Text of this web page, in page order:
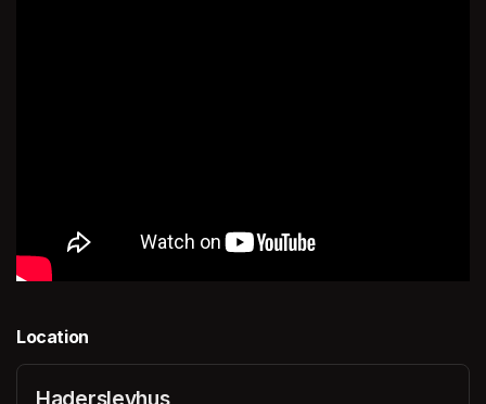
Location
Haderslevhus